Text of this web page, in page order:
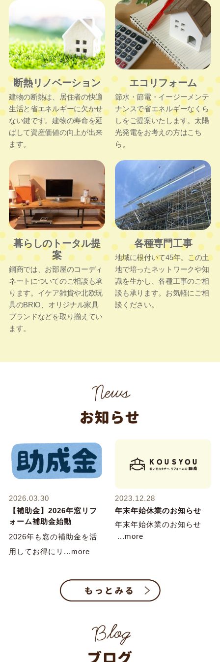
断熱リノベーション
建物の断熱は、居住者の快適
生活と省エネルギーに欠かせ
ない鍵です。建物の寿命を延
ばして資産価値の向上が出来
ます。
エコリフォーム
節水・節電・イージーメンテ
ナンスで省エネルギーなくら
しをご提案いたします。太陽
光発電をお考えの方はこち
ら。
暮らしのトータル提
案
鋼商では、お部屋のコーディ
ネートについてのご相談も承
ります。イケア雑貨や北欧玩
具のBRIO、オリジナル家具
ブランドなどを取り揃えてい
ます。
各種専門工事
地域に根付いて45年。この土
地で培ったネットワークや知
識を生かし、各種工事のご相
談も承ります。お気軽にご相
談ください。
2026.03.30
【補助金】2026年窓リフ
ォーム補助金始動
2026年も窓の補助金を活
用してお得にリ...more
2023.12.28
年末年始休業のお知らせ
年末年始休業のお知らせ
...more